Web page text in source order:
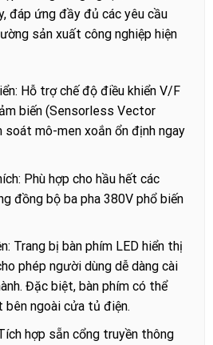
đáp ứng đầy đủ các yêu cầu
sản xuất công nghiệp hiện
Hỗ trợ chế độ điều khiển V/F
biến (Sensorless Vector
soát mô-men xoắn ổn định ngay
Phù hợp cho hầu hết các
đồng bộ ba pha 380V phổ biến
Trang bị bàn phím LED hiển thị
phép người dùng dễ dàng cài
Đặc biệt, bàn phím có thể
ngoài cửa tủ điện.
hợp sẵn cổng truyền thông